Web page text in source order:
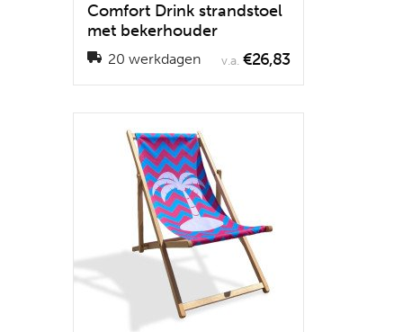
Comfort Drink strandstoel
met bekerhouder
20 werkdagen v.a. €26,83